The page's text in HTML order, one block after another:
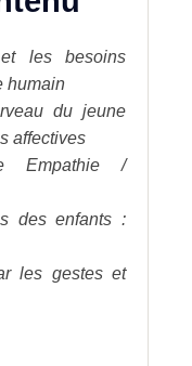
les besoins
humain
du jeune
affectives
Empathie /
des enfants :
les gestes et